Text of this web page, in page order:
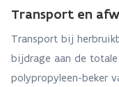
Transport en
Transport bij
bijdrage aan de
polypropyleen-beker